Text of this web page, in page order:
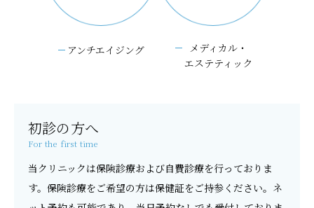
アンチエイジング
メディカル・
エステティック
初診の方へ
For the first time
当クリニックは保険診療および自費診療を行っておりま
す。保険診療をご希望の方は保健証をご持参ください。ネ